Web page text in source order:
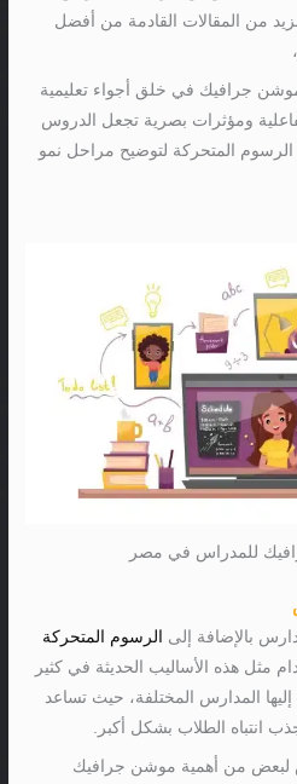
من المقالات القادمة من أفضل
جرافيك في خلق أجواء تعليمية
ومؤثرات بصرية تجعل الدروس
الرسوم المتحركة لتوضيح مراحل نمو
للمدراس في مصر
بالإضافة إلى
الرسوم المتحركة
مثل هذه الأساليب الحديثة في كثير
إليها المدارس المختلفة، حيث تساعد
انتباه الطلاب بشكل أكبر.
لبعض من أهمية موشن جرافيك